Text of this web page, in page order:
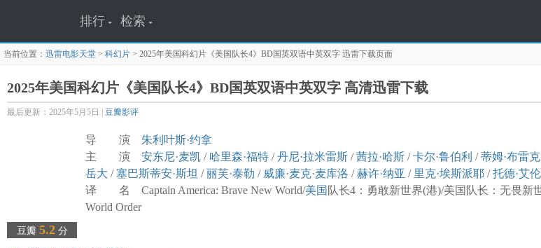
排行 检索
当前位置： 迅雷电影天堂 > 科幻片 > 2025年美国科幻片《美国队长4》BD国英双语中英双字 迅雷下载页面
2025年美国科幻片《美国队长4》BD国英双语中英双字 高清迅雷下载
最后更新：2025年5月5日 | 豆瓣影评
豆瓣 5.2分
导 演 朱利叶斯·约拿
主 演 安东尼·麦凯 / 哈里森·福特 /丹尼·拉米雷斯 /茜拉·哈斯 /卡尔·鲁伯利 /蒂姆·布雷
岳大 /塞巴斯蒂安·斯坦 /丽芙·泰勒 / 威廉·麦克·麦库洛 /赫许·纳亚 / 里克·埃斯派耶 /托德·艾
译 名 Captain America: Brave New World/美国 队长4：勇敢新世界(港)/美国队长：无畏新
World Order